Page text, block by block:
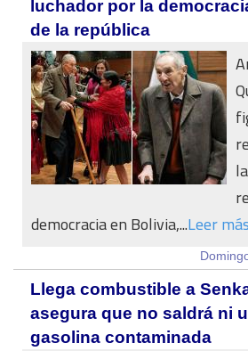
luchador por la
de la república
democracia en Bolivia,...Leer más
Llega combustible a
asegura que no saldrá ni
gasolina contaminada